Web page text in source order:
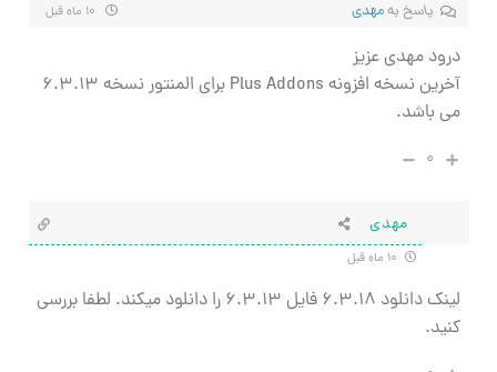
پاسخ بهمهدی
درود مهدی عزیز
آخرین نسخه افزونه Plus Addons برای المنتور نسخه 6.3.13
می باشد.
۰
مهدی
لینک دانلود ۶.۳.۱۸ فایل ۶.۳.۱۳ را دانلود میکند. لطفا بررسی
کنید.